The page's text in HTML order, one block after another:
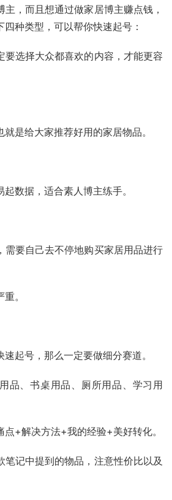
，而且想通过做家居博主赚点钱，
种类型，可以帮你快速起号：
要选择大众都喜欢的内容，才能更容
是给大家推荐好用的家居物品。
数据，适合素人博主练手。
需要自己去不停地购买家居用品进行
。
起号，那么一定要做细分赛道。
品、书桌用品、厕所用品、学习用
+解决方法+我的经验+美好转化。
笔记中提到的物品，注意性价比以及